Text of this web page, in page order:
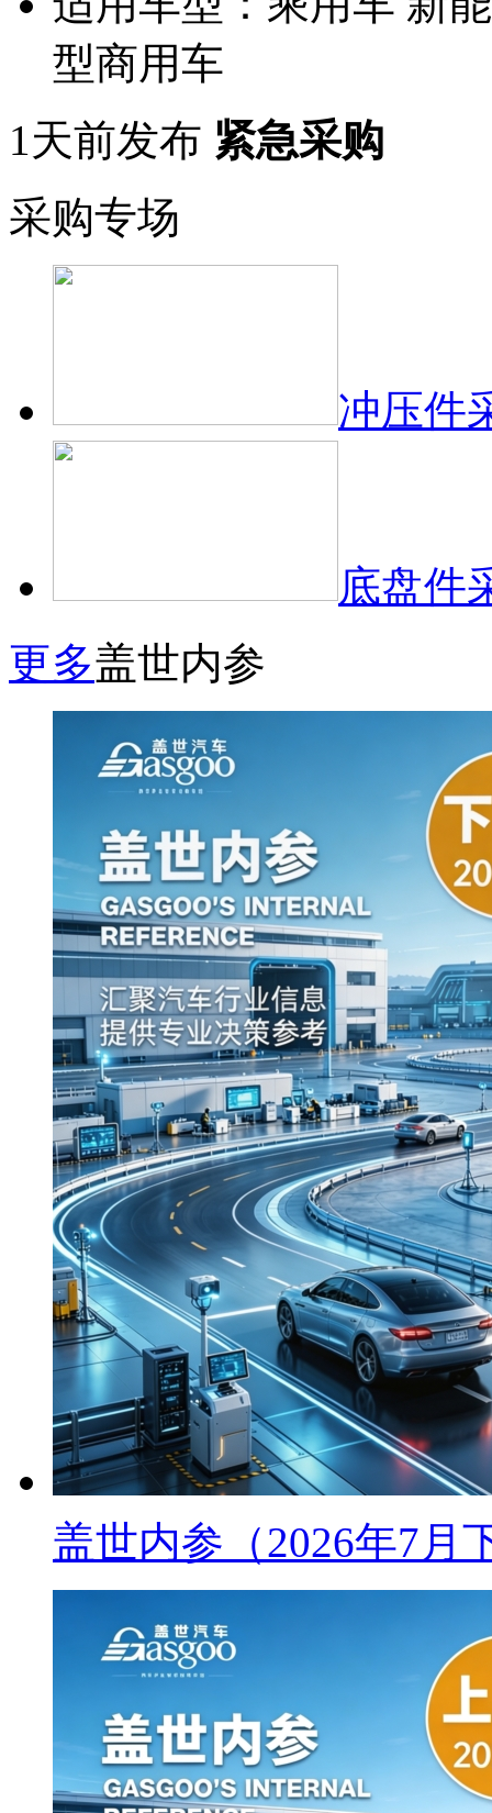
型商用车
1天前发布 紧急采购
采购专场
冲压件
底盘件
更多盖世内参
盖世内参（2026年7月